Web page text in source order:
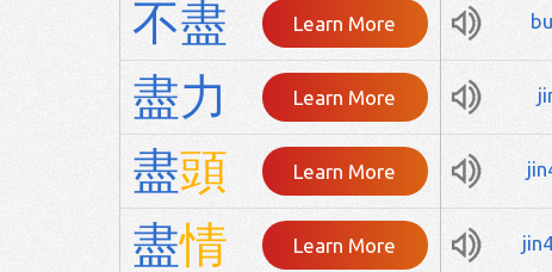
不盡 Learn More
盡力 Learn More
盡頭 Learn More
盡情 Learn More jin4